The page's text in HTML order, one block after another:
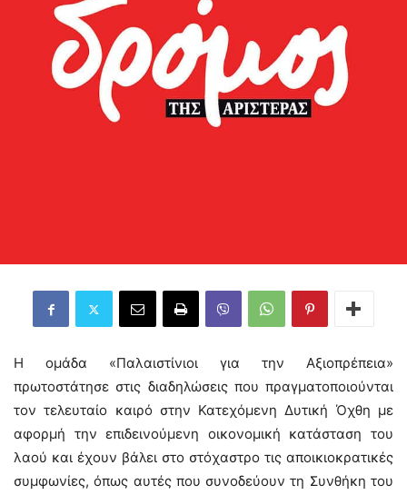
Η ομάδα «Παλαιστίνιοι για την Αξιοπρέπεια»
πρωτοστάτησε στις διαδηλώσεις που πραγματοποιούνται
τον τελευταίο καιρό στην Κατεχόμενη Δυτική Όχθη με
αφορμή την επιδεινούμενη οικονομική κατάσταση του
λαού και έχουν βάλει στο στόχαστρο τις αποικιοκρατικές
συμφωνίες, όπως αυτές που συνοδεύουν τη Συνθήκη του